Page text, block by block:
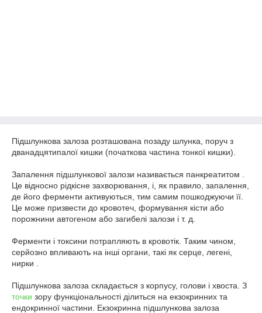
Підшлункова залоза розташована позаду шлунка, поруч з
дванадцятипалої кишки (початкова частина тонкої кишки).
Запалення підшлункової залози називається панкреатитом .
Це відносно рідкісне захворювання, і, як правило, запалення,
де його ферменти активуються, тим самим пошкоджуючи її.
Це може призвести до кровотеч, формування кісти або
порожнини автогеном або загибелі залози і т. д.
Ферменти і токсини потрапляють в кровотік. Таким чином,
серйозно впливають на інші органи, такі як серце, легені,
нирки .
Підшлункова залоза складається з корпусу, голови і хвоста. З
точки зору функціональності ділиться на екзокринних та
ендокринної частини. Екзокринна підшлункова залоза